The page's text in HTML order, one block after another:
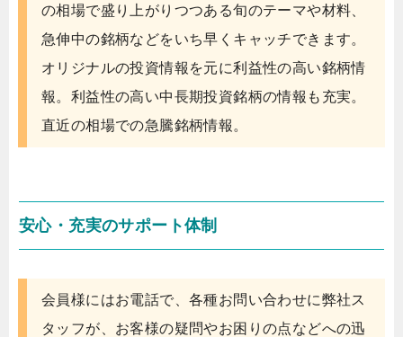
の相場で盛り上がりつつある旬のテーマや材料、
急伸中の銘柄などをいち早くキャッチできます。
オリジナルの投資情報を元に利益性の高い銘柄情
報。利益性の高い中長期投資銘柄の情報も充実。
直近の相場での急騰銘柄情報。
安心・充実のサポート体制
会員様にはお電話で、各種お問い合わせに弊社ス
タッフが、お客様の疑問やお困りの点などへの迅